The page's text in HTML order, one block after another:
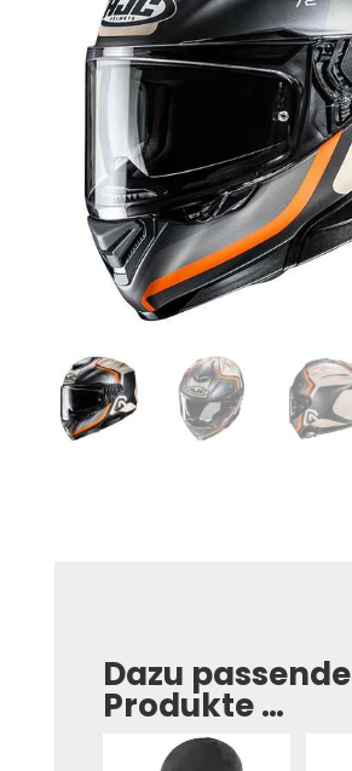
Dazu passende
Produkte …